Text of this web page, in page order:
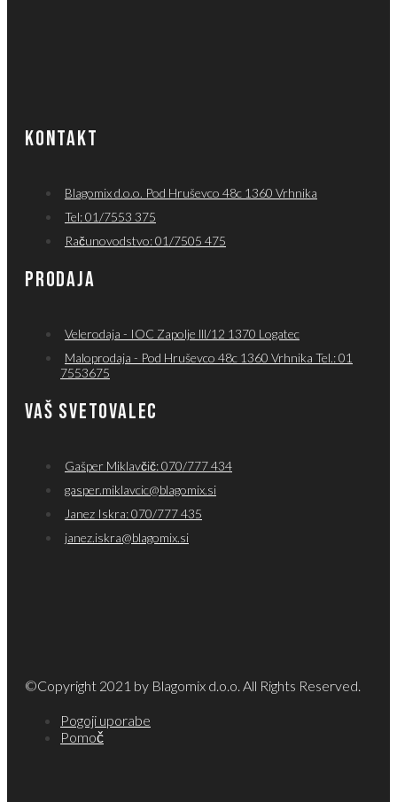
KONTAKT
Blagomix d.o.o. Pod Hruševco 48c 1360 Vrhnika
Tel: 01/7553 375
Računovodstvo: 01/7505 475
PRODAJA
Velerodaja - IOC Zapolje lll/12 1370 Logatec
Maloprodaja - Pod Hruševco 48c 1360 Vrhnika Tel.: 01
7553675
VAŠ SVETOVALEC
Gašper Miklavčič: 070/777 434
gasper.miklavcic@blagomix.si
Janez Iskra: 070/777 435
janez.iskra@blagomix.si
©Copyright 2021 by Blagomix d.o.o. All Rights Reserved.
Pogoji uporabe
Pomoč